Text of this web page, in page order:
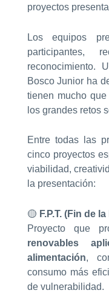
proyectos
Los equipos
participantes,
reconocimiento.
Bosco Junior ha
tienen mucho
los grandes retos
Entre todas las
cinco proyectos
viabilidad,
la presentación:
🟡 F.P.T. (Fin de
Proyecto que
renovables
alimentación,
consumo más
de vulnerabilidad.